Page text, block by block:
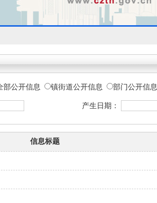
部公开信息 镇街道公开信息 部门公开信息
产生日期：
信息标题